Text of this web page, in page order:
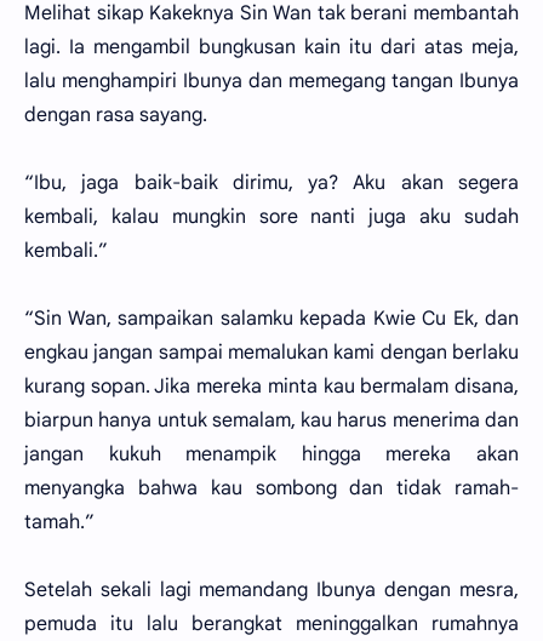
Melihat sikap Kakeknya Sin Wan tak berani membantah
lagi. Ia mengambil bungkusan kain itu dari atas meja,
lalu menghampiri Ibunya dan memegang tangan Ibunya
dengan rasa sayang.
“Ibu, jaga baik-baik dirimu, ya? Aku akan segera
kembali, kalau mungkin sore nanti juga aku sudah
kembali.”
“Sin Wan, sampaikan salamku kepada Kwie Cu Ek, dan
engkau jangan sampai memalukan kami dengan berlaku
kurang sopan. Jika mereka minta kau bermalam disana,
biarpun hanya untuk semalam, kau harus menerima dan
jangan kukuh menampik hingga mereka akan
menyangka bahwa kau sombong dan tidak ramah-
tamah.”
Setelah sekali lagi memandang Ibunya dengan mesra,
pemuda itu lalu berangkat meninggalkan rumahnya